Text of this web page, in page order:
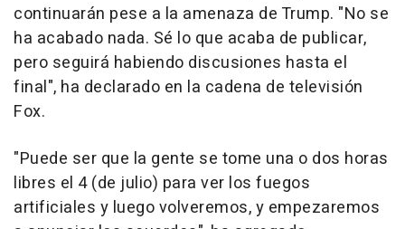
continuarán pese a la amenaza de Trump. "No se
ha acabado nada. Sé lo que acaba de publicar,
pero seguirá habiendo discusiones hasta el
final", ha declarado en la cadena de televisión
Fox.
"Puede ser que la gente se tome una o dos horas
libres el 4 (de julio) para ver los fuegos
artificiales y luego volveremos, y empezaremos